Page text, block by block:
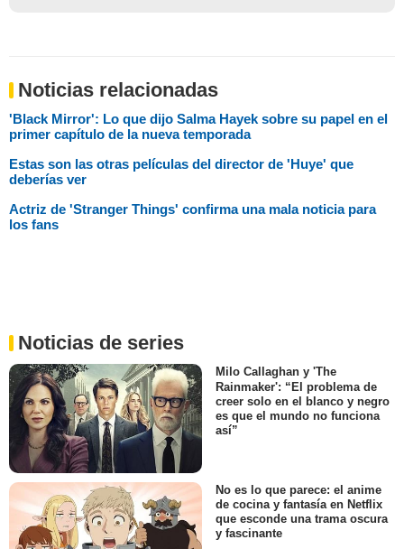
Noticias relacionadas
'Black Mirror': Lo que dijo Salma Hayek sobre su papel en el
primer capítulo de la nueva temporada
Estas son las otras películas del director de 'Huye' que
deberías ver
Actriz de 'Stranger Things' confirma una mala noticia para
los fans
Noticias de series
Milo Callaghan y 'The
Rainmaker': “El problema de
creer solo en el blanco y negro
es que el mundo no funciona
así”
No es lo que parece: el anime
de cocina y fantasía en Netflix
que esconde una trama oscura
y fascinante